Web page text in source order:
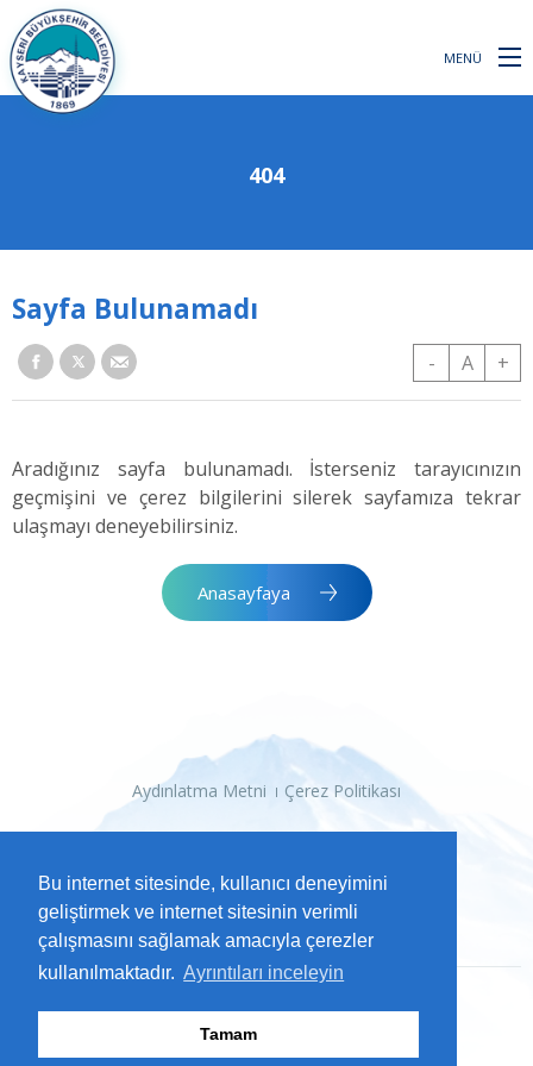
Bu internet sitesinde, kullanıcı deneyimini
geliştirmek ve internet sitesinin verimli
çalışmasını sağlamak amacıyla çerezler
kullanılmaktadır. Ayrıntıları inceleyin
Tamam
MENÜ
404
Sayfa Bulunamadı
- A +
Aradığınız sayfa bulunamadı. İsterseniz tarayıcınızın
geçmişini ve çerez bilgilerini silerek sayfamıza tekrar
ulaşmayı deneyebilirsiniz.
Anasayfaya
Aydınlatma Metni Çerez Politikası
2026 Kayseri Büyükşehir Belediyesi